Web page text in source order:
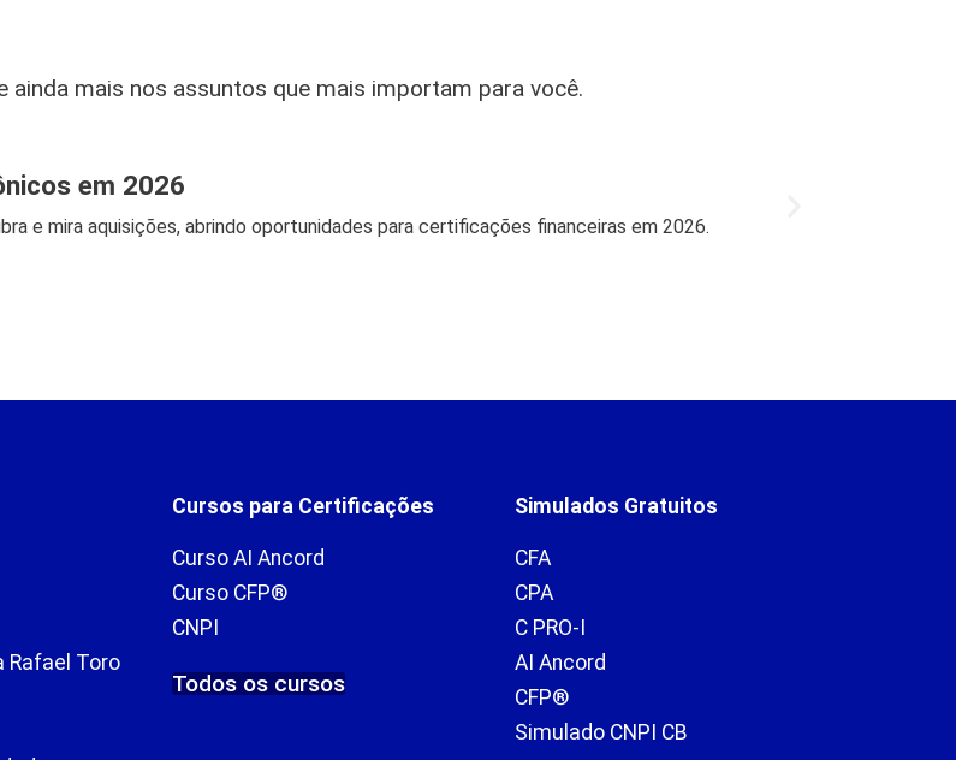
mais nos assuntos que mais importam para você.
em 2026
e mira aquisições, abrindo oportunidades para certificações financeiras em 2026.
Rafael Toro
Cursos para Certificações
Curso AI Ancord
Curso CFP®
CNPI
Todos os cursos
Simulados Gratuitos
CFA
CPA
C PRO-I
AI Ancord
CFP®
Simulado CNPI CB